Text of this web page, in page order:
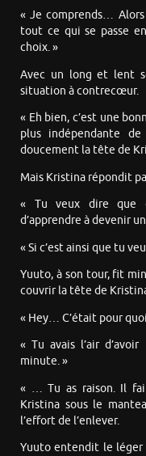
« Je comprends…
tout ce qui se passe
choix. »
Avec un long et lent
situation à contrecœur.
« Eh bien, c’est une
plus indépendante
doucement la tête de
Mais Kristina répondit
« Tu veux dire que
d’apprendre à devenir
« Si c’est ainsi que tu
Yuuto, à son tour, fit
couvrir la tête de
« Hey… C’était pour
« Tu avais l’air
minute. »
« … Tu as raison. Il
Kristina sous le
l’effort de l’enlever.
Yuuto entendit le léger